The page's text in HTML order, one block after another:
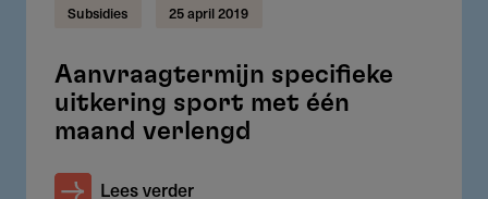
Subsidies 25 april 2019
Aanvraagtermijn specifieke
uitkering sport met één
maand verlengd
Lees verder